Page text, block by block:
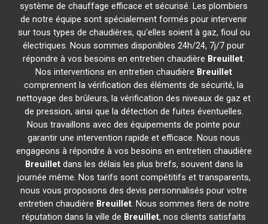
système de chauffage efficace et sécurisé. Les plombiers
de notre équipe sont spécialement formés pour intervenir
sur tous types de chaudières, qu'elles soient à gaz, fioul ou
électriques. Nous sommes disponibles 24h/24, 7j/7 pour
répondre à vos besoins en entretien chaudière Breuillet.
Nos interventions en entretien chaudière Breuillet
comprennent la vérification des éléments de sécurité, la
nettoyage des brûleurs, la vérification des niveaux de gaz et
de pression, ainsi que la détection de fuites éventuelles.
Nous travaillons avec des équipements de pointe pour
garantir une intervention rapide et efficace. Nous nous
engageons à répondre à vos besoins en entretien chaudière
Breuilletdans les délais les plus brefs, souvent dans la
journée même. Nos tarifs sont compétitifs et transparents,
nous vous proposons des devis personnalisés pour votre
entretien chaudière Breuillet. Nous sommes fiers de notre
réputation dans la ville de Breuillet, nos clients satisfaits